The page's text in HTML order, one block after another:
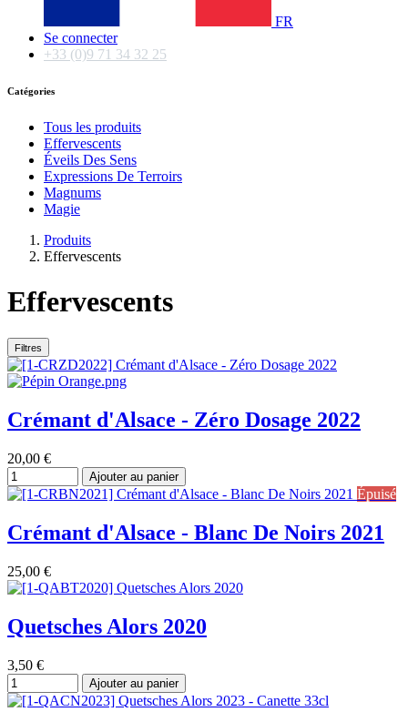
FR
Se connecter
+33 (0)9 71 34 32 25
Catégories
Tous les produits
Effervescents
Éveils Des Sens
Expressions De Terroirs
Magnums
Magie
Produits
Effervescents
Effervescents
Filtres
Crémant d'Alsace - Zéro Dosage 2022
20,00 €
Ajouter au panier
Épuisé
Crémant d'Alsace - Blanc De Noirs 2021
25,00 €
Quetsches Alors 2020
3,50 €
Ajouter au panier